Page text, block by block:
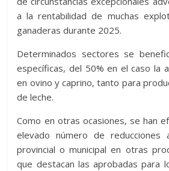
a la rentabilidad de muchas
ganaderas durante 2025.
Determinados sectores se
específicas, del 50% en el caso la
en ovino y caprino, tanto para
de leche.
Como en otras ocasiones, se han
elevado número de reducciones
provincial o municipal en otras
que destacan las aprobadas para